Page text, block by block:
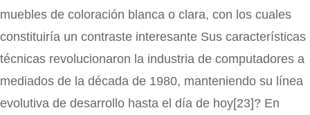
muebles de coloración blanca o clara, con los cuales
constituiría un contraste interesante Sus características
técnicas revolucionaron la industria de computadores a
mediados de la década de 1980, manteniendo su línea
evolutiva de desarrollo hasta el día de hoy[23]? En